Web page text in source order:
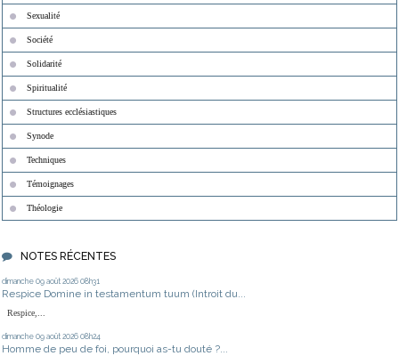
Sexualité
Société
Solidarité
Spiritualité
Structures ecclésiastiques
Synode
Techniques
Témoignages
Théologie
NOTES RÉCENTES
dimanche 09 août 2026 08h31
Respice Domine in testamentum tuum (Introit du...
Respice,...
dimanche 09 août 2026 08h24
Homme de peu de foi, pourquoi as-tu douté ?...